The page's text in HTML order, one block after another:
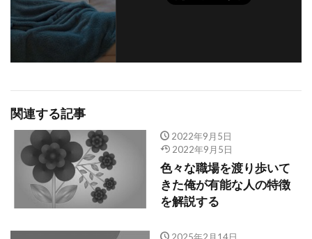
関連する記事
2022年9月5日
2022年9月5日
色々な職場を渡り歩いて
きた俺が有能な人の特徴
を解説する